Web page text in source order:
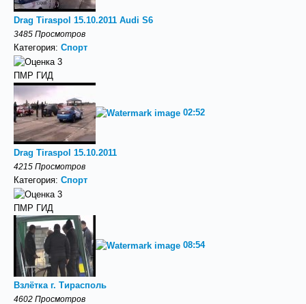
Drag Tiraspol 15.10.2011 Audi S6
3485 Просмотров
Категория: Спорт
ПМР ГИД
02:52
Drag Tiraspol 15.10.2011
4215 Просмотров
Категория: Спорт
ПМР ГИД
08:54
Взлётка г. Тирасполь
4602 Просмотров